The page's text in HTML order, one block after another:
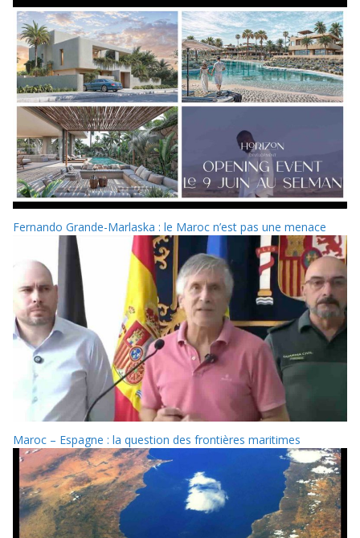
Fernando Grande-Marlaska : le Maroc n’est pas une menace
Maroc – Espagne : la question des frontières maritimes